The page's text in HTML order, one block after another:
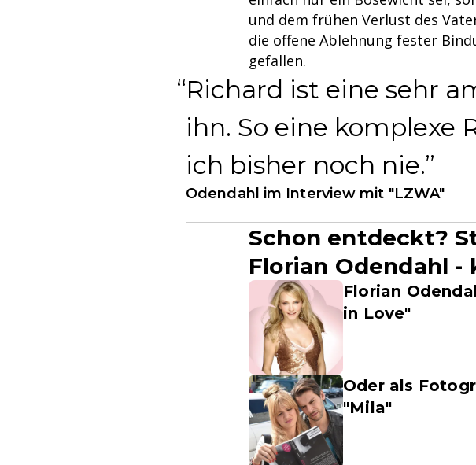
und dem frühen Verlust des
die offene Ablehnung fester
gefallen.
Richard ist eine sehr
ihn. So eine komplexe
ich bisher noch nie.
Odendahl im Interview mit "LZWA"
Schon entdeckt?
Florian Odendahl -
Florian
in Love"
Oder als
"Mila"